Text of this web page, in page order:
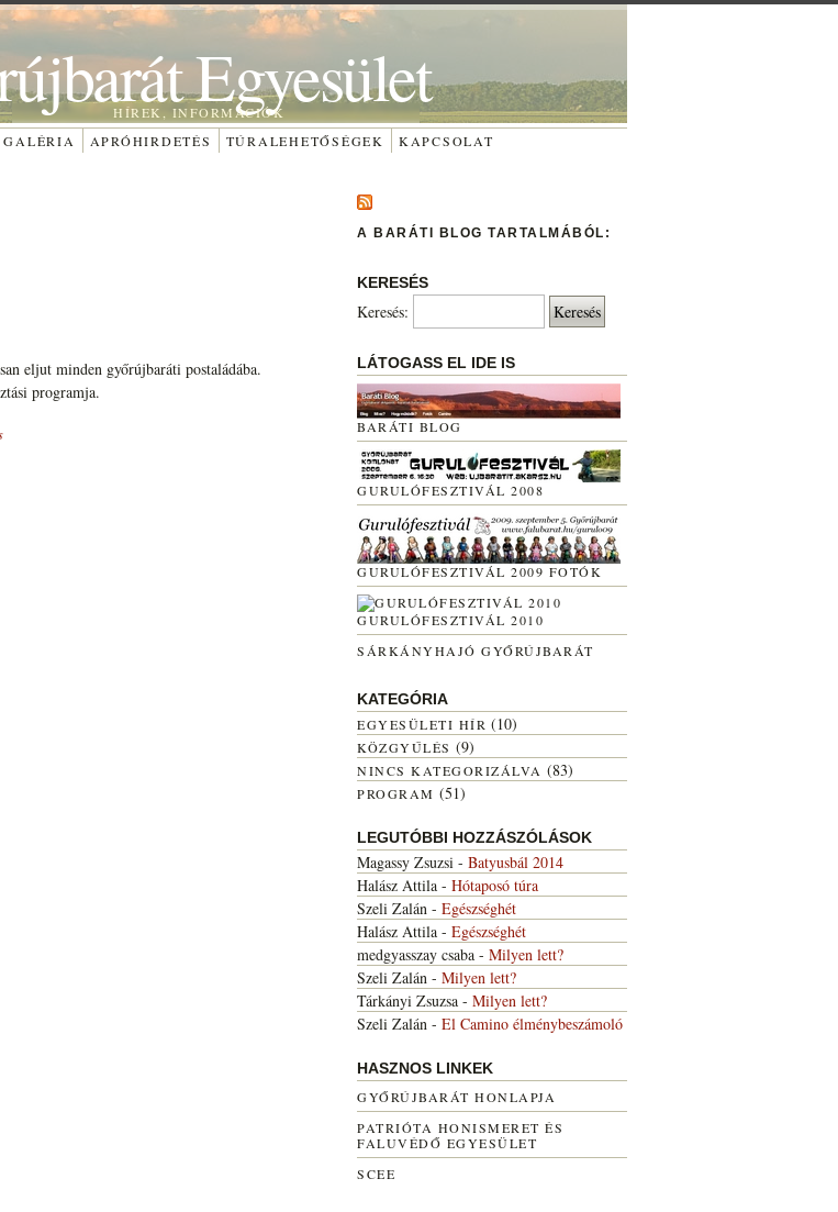
Egyesület
HÍREK, INFORMÁCIÓK
GALÉRIA APRÓHIRDETÉS TÚRALEHETŐSÉGEK KAPCSOLAT
eljut minden győrújbaráti postaládába.
programja.
A BARÁTI BLOG TARTALMÁBÓL:
KERESÉS
Keresés:
LÁTOGASS EL IDE IS
BARÁTI BLOG
GURULÓFESZTIVÁL 2008
GURULÓFESZTIVÁL 2009 FOTÓK
GURULÓFESZTIVÁL 2010
SÁRKÁNYHAJÓ GYŐRÚJBARÁT
KATEGÓRIA
EGYESÜLETI HÍR (10)
KÖZGYŰLÉS (9)
NINCS KATEGORIZÁLVA (83)
PROGRAM (51)
LEGUTÓBBI HOZZÁSZÓLÁSOK
Magassy Zsuzsi - Batyusbál 2014
Halász Attila - Hótaposó túra
Szeli Zalán - Egészséghét
Halász Attila - Egészséghét
medgyasszay csaba - Milyen lett?
Szeli Zalán - Milyen lett?
Tárkányi Zsuzsa - Milyen lett?
Szeli Zalán - El Camino élménybeszámoló
HASZNOS LINKEK
GYŐRÚJBARÁT HONLAPJA
PATRIÓTA HONISMERET ÉS
FALUVÉDŐ EGYESÜLET
SCEE